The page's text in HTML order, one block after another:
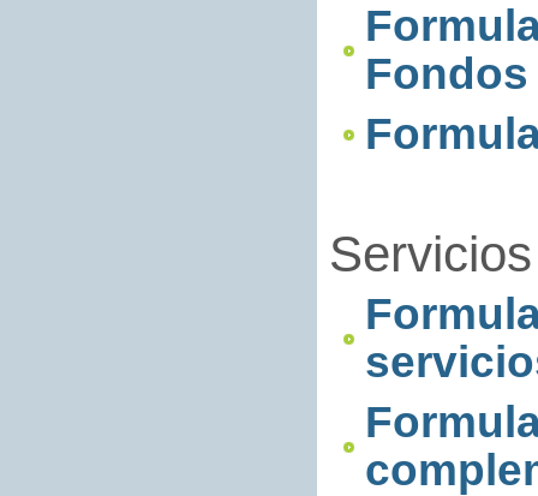
Fondos
Servicios